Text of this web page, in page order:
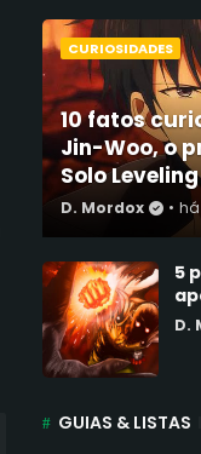
CURIOSIDADES
10 fatos
Jin-Woo, o
Solo Leveling
D. Mordox • há
5
D.
GUIAS & LISTAS